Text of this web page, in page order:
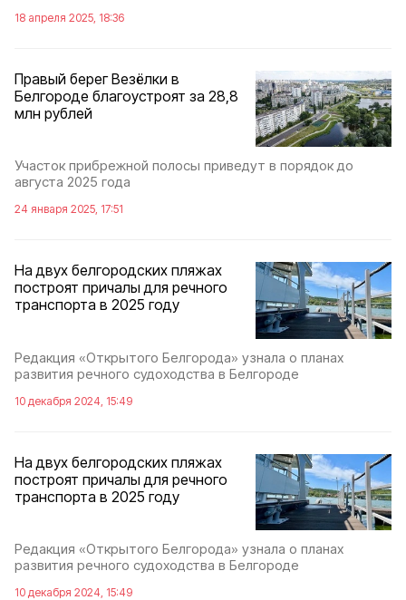
18 апреля 2025, 18:36
Правый берег Везёлки в
Белгороде благоустроят за 28,8
млн рублей
Участок прибрежной полосы приведут в порядок до
августа 2025 года
24 января 2025, 17:51
На двух белгородских пляжах
построят причалы для речного
транспорта в 2025 году
Редакция «Открытого Белгорода» узнала о планах
развития речного судоходства в Белгороде
10 декабря 2024, 15:49
На двух белгородских пляжах
построят причалы для речного
транспорта в 2025 году
Редакция «Открытого Белгорода» узнала о планах
развития речного судоходства в Белгороде
10 декабря 2024, 15:49